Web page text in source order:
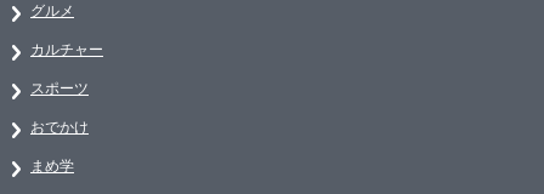
グルメ
カルチャー
スポーツ
おでかけ
まめ学